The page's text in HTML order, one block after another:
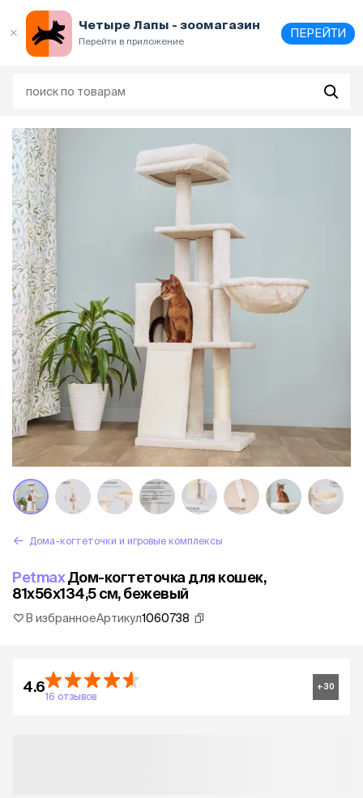
Четыре Лапы - зоомагазин
Перейти в приложение
ПЕРЕЙТИ
Дома-когтеточки и игровые комплексы
PetmaxДом-когтеточка для кошек,
81х56х134,5 см, бежевый
В избранноеАртикул1060738
4.6
16 отзывов
+30